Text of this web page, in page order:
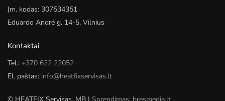
Įm. kodas: 307534351
Eduardo Andrė g. 14-5, Vilnius
Kontaktai
Tel.: +370 622 22052
El. paštas: info@heatfixservisas.lt